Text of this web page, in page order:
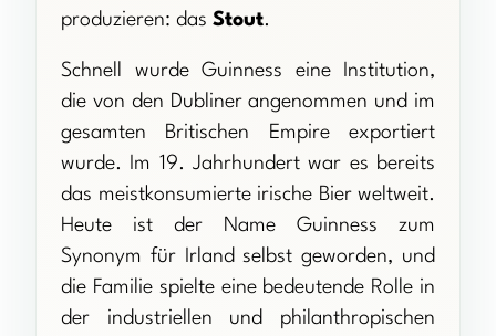
produzieren: das Stout.
Schnell wurde Guinness eine Institution,
die von den Dubliner angenommen und im
gesamten Britischen Empire exportiert
wurde. Im 19. Jahrhundert war es bereits
das meistkonsumierte irische Bier weltweit.
Heute ist der Name Guinness zum
Synonym für Irland selbst geworden, und
die Familie spielte eine bedeutende Rolle in
der industriellen und philanthropischen